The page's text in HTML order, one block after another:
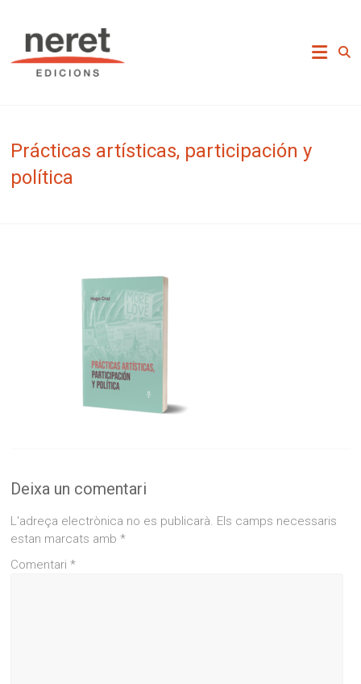
content
Neret Edicions
Prácticas artísticas, participación y
política
Deixa un comentari
L'adreça electrònica no es publicarà. Els camps necessaris
estan marcats amb*
Comentari*